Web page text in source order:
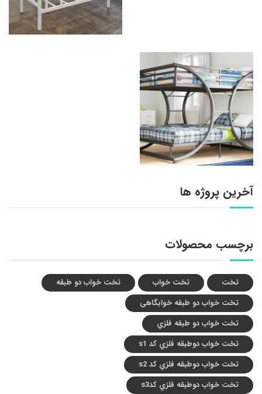
آخرین پروژه ها
برچسب محصولات
تخت تخت خواب
تخت خواب دو طبقه
تخت خواب دو طبقه خوابگاهی
تخت خواب دو طبقه فلزي
تخت خواب دوطبقه فلزي کد s1
تخت خواب دوطبقه فلزي کد s2
تخت خواب دوطبقه فلزي کدs3